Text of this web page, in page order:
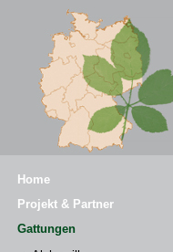
Home
Projekt & Partner
Gattungen